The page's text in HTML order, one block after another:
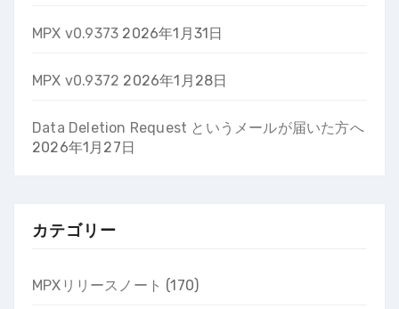
MPX v0.9373 2026年1月31日
MPX v0.9372 2026年1月28日
Data Deletion Request というメールが届いた方へ
2026年1月27日
カテゴリー
MPXリリースノート (170)